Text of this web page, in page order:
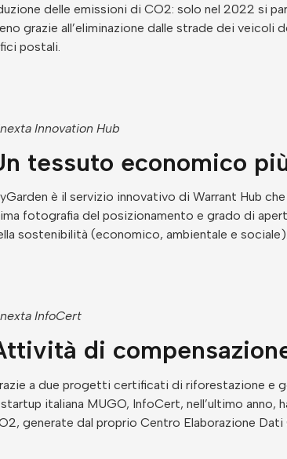
delle emissioni di CO2: solo nel 2022 si
grazie all’eliminazione dalle strade dei
postali.
Innovation Hub
tessuto economico
è il servizio innovativo di Warrant Hub
fotografia del posizionamento e grado di
sostenibilità (economico, ambientale e sociale).
InfoCert
di
a due progetti certificati di riforestazione e
italiana MUGO, InfoCert, nell’ultimo anno,
generate dal proprio Centro Elaborazione Dati